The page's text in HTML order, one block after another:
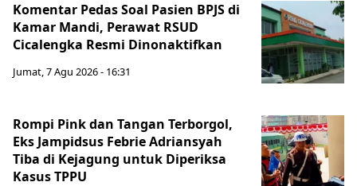
Komentar Pedas Soal Pasien BPJS di
Kamar Mandi, Perawat RSUD
Cicalengka Resmi Dinonaktifkan
Jumat, 7 Agu 2026 - 16:31
Rompi Pink dan Tangan Terborgol,
Eks Jampidsus Febrie Adriansyah
Tiba di Kejagung untuk Diperiksa
Kasus TPPU